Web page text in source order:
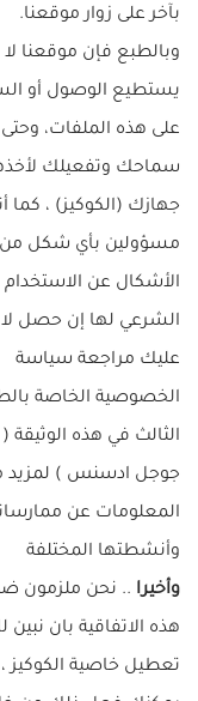
بآخر على زوار موقعنا.
وبالطبع فإن موقعنا لا
يستطيع الوصول أو
على هذه الملفات،
سماحك وتفعيلك
جهازك (الكوكيز) ، كما
مسؤولين بأي شكل من
الأشكال عن الاستخدام
الشرعي لها إن حصل لا
عليك مراجعة سياسة
الخصوصية الخاصة
الثالث في هذه الوثيقة
جوجل ادسنس ) لمزيد
المعلومات عن
وأنشطتها المختلفة
وأخيرا .. نحن ملزمون
هذه الاتفاقية بان نبين
تعطيل خاصية الكوكيز